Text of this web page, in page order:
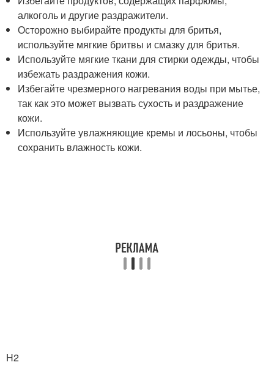
алкоголь и другие раздражители.
Осторожно выбирайте продукты для бритья,
используйте мягкие бритвы и смазку для бритья.
Используйте мягкие ткани для стирки одежды, чтобы
избежать раздражения кожи.
Избегайте чрезмерного нагревания воды при мытье,
так как это может вызвать сухость и раздражение
кожи.
Используйте увлажняющие кремы и лосьоны, чтобы
сохранить влажность кожи.
H2